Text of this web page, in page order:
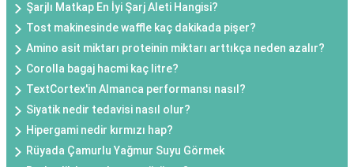
Şarjlı Matkap En İyi Şarj Aleti Hangisi?
Tost makinesinde waffle kaç dakikada pişer?
Amino asit miktarı proteinin miktarı arttıkça neden azalır?
Corolla bagaj hacmi kaç litre?
TextCortex'in Almanca performansı nasıl?
Siyatik nedir tedavisi nasıl olur?
Hipergami nedir kırmızı hap?
Rüyada Çamurlu Yağmur Suyu Görmek